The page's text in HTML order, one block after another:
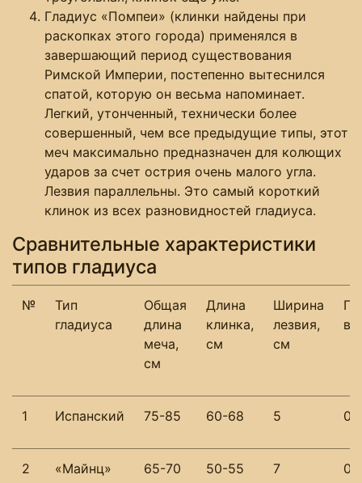
Гладиус «Помпеи» (клинки найдены при
раскопках этого города) применялся в
завершающий период существования
Римской Империи, постепенно вытеснился
спатой, которую он весьма напоминает.
Легкий, утонченный, технически более
совершенный, чем все предыдущие типы, этот
меч максимально предназначен для колющих
ударов за счет острия очень малого угла.
Лезвия параллельны. Это самый короткий
клинок из всех разновидностей гладиуса.
Сравнительные характеристики
типов гладиуса
№
Тип
гладиуса
Общая
длина
меча,
см
Длина
клинка,
см
Ширина
лезвия,
см
1 Испанский 75-85 60-68 5
2 «Майнц» 65-70 50-55 7 0,8